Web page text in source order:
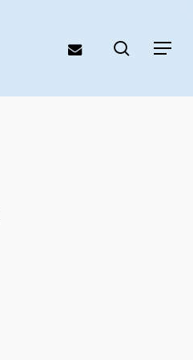
Menu
email search